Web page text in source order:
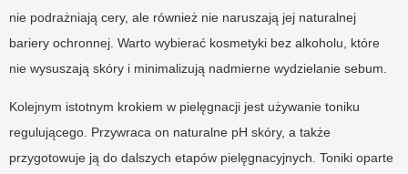
nie podrażniają cery, ale również nie naruszają jej naturalnej
bariery ochronnej. Warto wybierać kosmetyki bez alkoholu, które
nie wysuszają skóry i minimalizują nadmierne wydzielanie sebum.
Kolejnym istotnym krokiem w pielęgnacji jest używanie toniku
regulującego. Przywraca on naturalne pH skóry, a także
przygotowuje ją do dalszych etapów pielęgnacyjnych. Toniki oparte